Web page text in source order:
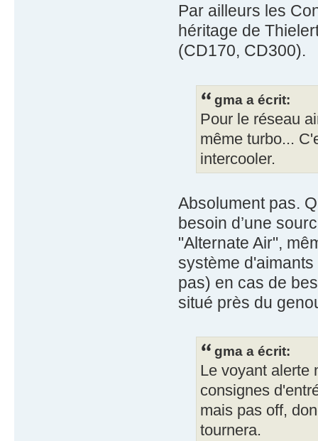
Par ailleurs les
héritage de
(CD170, CD300).
gma a écrit:
Pour le réseau
même turbo...
intercooler.
Absolument pas.
besoin d’une
"Alternate Air",
système
pas) en cas de
situé près du
gma a écrit:
Le voyant alerte
consignes
mais pas off,
tournera.